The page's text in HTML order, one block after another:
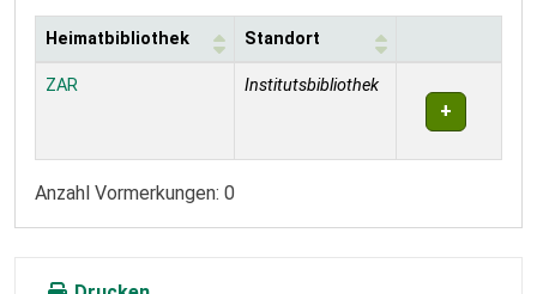
Exemplare
Heimatbibliothek Standort
ZAR Institutsbibliothek
Anzahl Vormerkungen: 0